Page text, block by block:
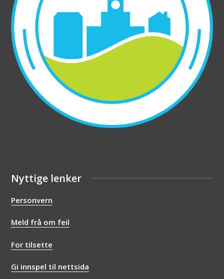
Nyttige lenker
Personvern
Meld frå om feil
For tilsette
Gi innspel til nettsida